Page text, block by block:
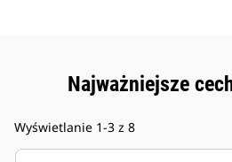
Najważniejsze
Wyświetlanie 1-3 z 8